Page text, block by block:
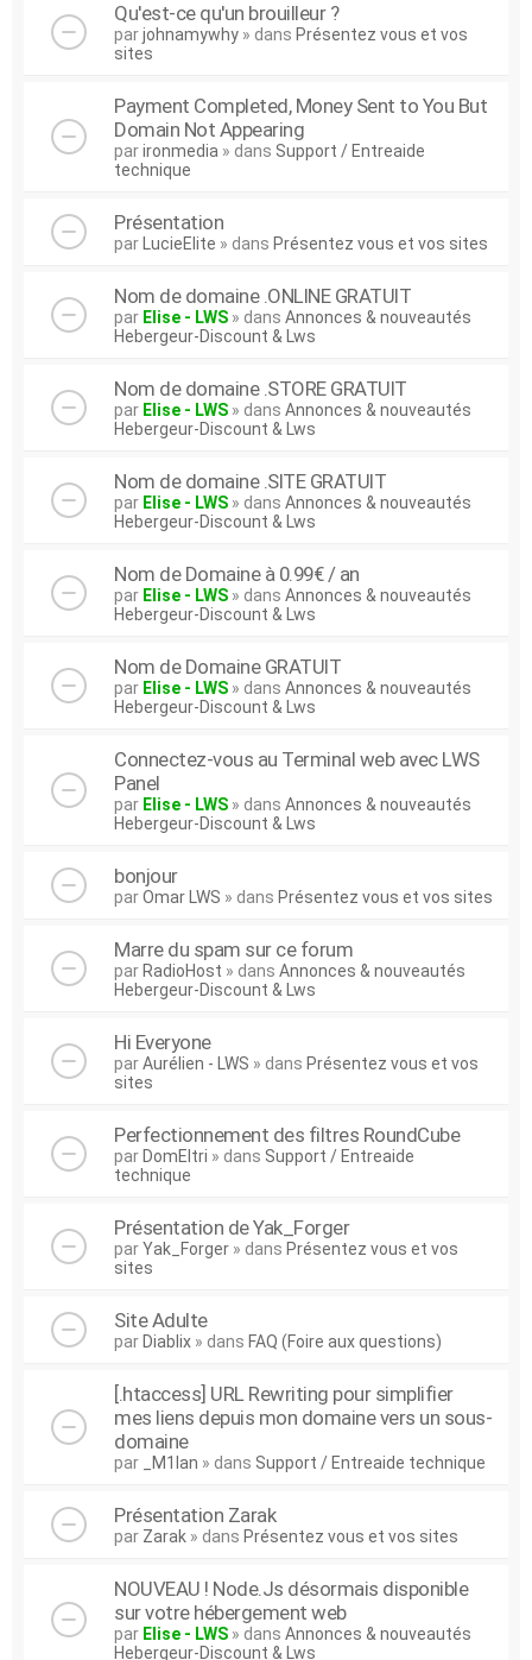
Qu'est-ce qu'un brouilleur ?
parjohnamywhy » dans Présentez vous et vos
sites
Payment Completed, Money Sent to You But
Domain Not Appearing
parironmedia » dans Support / Entreaide
technique
Présentation
par LucieElite » dans Présentez vous et vos sites
Nom de domaine .ONLINE GRATUIT
par Elise - LWS » dans Annonces & nouveautés
Hebergeur-Discount & Lws
Nom de domaine .STORE GRATUIT
par Elise - LWS » dans Annonces & nouveautés
Hebergeur-Discount & Lws
Nom de domaine .SITE GRATUIT
par Elise - LWS » dans Annonces & nouveautés
Hebergeur-Discount & Lws
Nom de Domaine à 0.99€ / an
par Elise - LWS » dans Annonces & nouveautés
Hebergeur-Discount & Lws
Nom de Domaine GRATUIT
par Elise - LWS » dans Annonces & nouveautés
Hebergeur-Discount & Lws
Connectez-vous au Terminal web avec LWS
Panel
par Elise - LWS » dans Annonces & nouveautés
Hebergeur-Discount & Lws
bonjour
parOmar LWS » dans Présentez vous et vos sites
Marre du spam sur ce forum
par RadioHost » dans Annonces & nouveautés
Hebergeur-Discount & Lws
Hi Everyone
parAurélien - LWS » dans Présentez vous et vos
sites
Perfectionnement des filtres RoundCube
par DomEltri » dans Support / Entreaide
technique
Présentation de Yak_Forger
parYak_Forger » dans Présentez vous et vos
sites
Site Adulte
par Diablix » dans FAQ (Foire aux questions)
[.htaccess] URL Rewriting pour simplifier
mes liens depuis mon domaine vers un sous-
domaine
par _M1lan » dans Support / Entreaide technique
Présentation Zarak
par Zarak » dans Présentez vous et vos sites
NOUVEAU ! Node.Js désormais disponible
sur votre hébergement web
par Elise - LWS » dans Annonces & nouveautés
Hebergeur-Discount & Lws